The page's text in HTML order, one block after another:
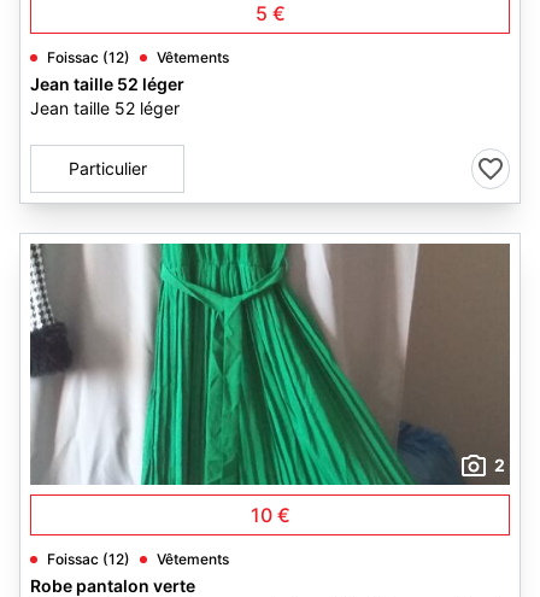
5 €
Foissac (12) Vêtements
Jean taille 52 léger
Jean taille 52 léger
Particulier
2
10 €
Foissac (12) Vêtements
Robe pantalon verte